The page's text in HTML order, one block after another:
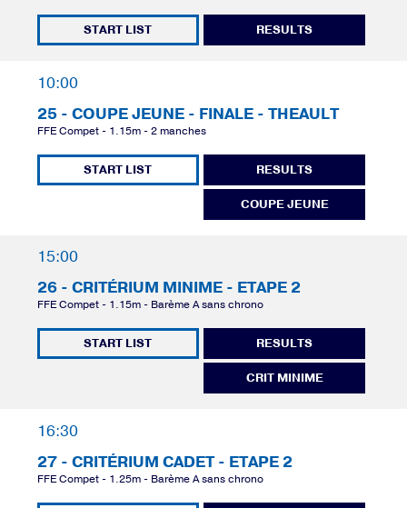
START LIST RESULTS
10:00
25 - COUPE JEUNE - FINALE - THEAULT
FFE Compet - 1.15m - 2 manches
START LIST RESULTS
COUPE JEUNE
15:00
26 - CRITÉRIUM MINIME - ETAPE 2
FFE Compet - 1.15m - Barème A sans chrono
START LIST RESULTS
CRIT MINIME
16:30
27 - CRITÉRIUM CADET - ETAPE 2
FFE Compet - 1.25m - Barème A sans chrono